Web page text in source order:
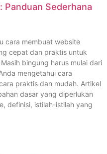
Panduan Sederhana
cara membuat website
cepat dan praktis untuk
bingung harus mulai dari
mengetahui cara
praktis dan mudah. Artikel
dasar yang diperlukan
definisi, istilah-istilah yang